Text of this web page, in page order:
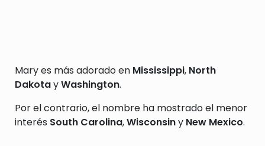
Mary es más adorado en Mississippi, North
DakotayWashington.
Por el contrario, el nombre ha mostrado el menor
interés South Carolina,Wisconsiny New Mexico.